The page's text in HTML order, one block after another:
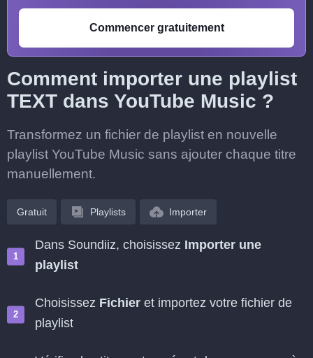
Commencer gratuitement
Comment importer une playlist
TEXT dans YouTube Music ?
Transformez un fichier de playlist en nouvelle
playlist YouTube Music sans ajouter chaque titre
manuellement.
Gratuit Playlists Importer
Dans Soundiiz, choisissez Importer une
playlist
Choisissez Fichier et importez votre fichier de
playlist